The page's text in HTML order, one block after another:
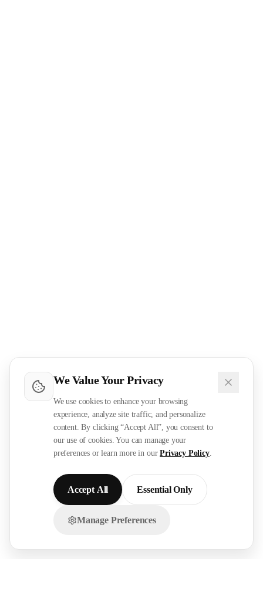
We Value Your Privacy
We use cookies to enhance your browsing
experience, analyze site traffic, and personalize
content. By clicking “Accept All”, you consent to
our use of cookies. You can manage your
preferences or learn more in our Privacy Policy.
Accept All Essential Only
Manage Preferences